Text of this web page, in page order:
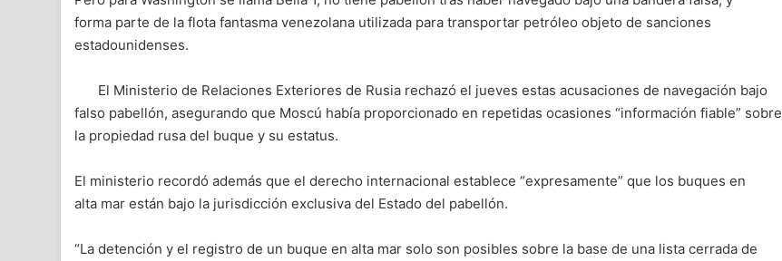
forma parte de la flota fantasma venezolana utilizada para transportar petróleo objeto de sanciones
estadounidenses.
El Ministerio de Relaciones Exteriores de Rusia rechazó el jueves estas acusaciones de navegación bajo
falso pabellón, asegurando que Moscú había proporcionado en repetidas ocasiones “información fiable” sobre
la propiedad rusa del buque y su estatus.
El ministerio recordó además que el derecho internacional establece “expresamente” que los buques en
alta mar están bajo la jurisdicción exclusiva del Estado del pabellón.
“La detención y el registro de un buque en alta mar solo son posibles sobre la base de una lista cerrada de